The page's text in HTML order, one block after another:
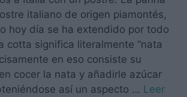
italiano de origen piamontés,
hoy día se ha extendido por todo
cotta significa literalmente “nata
en eso consiste su
cocer la nata y añadirle azúcar
así un aspecto … Leer